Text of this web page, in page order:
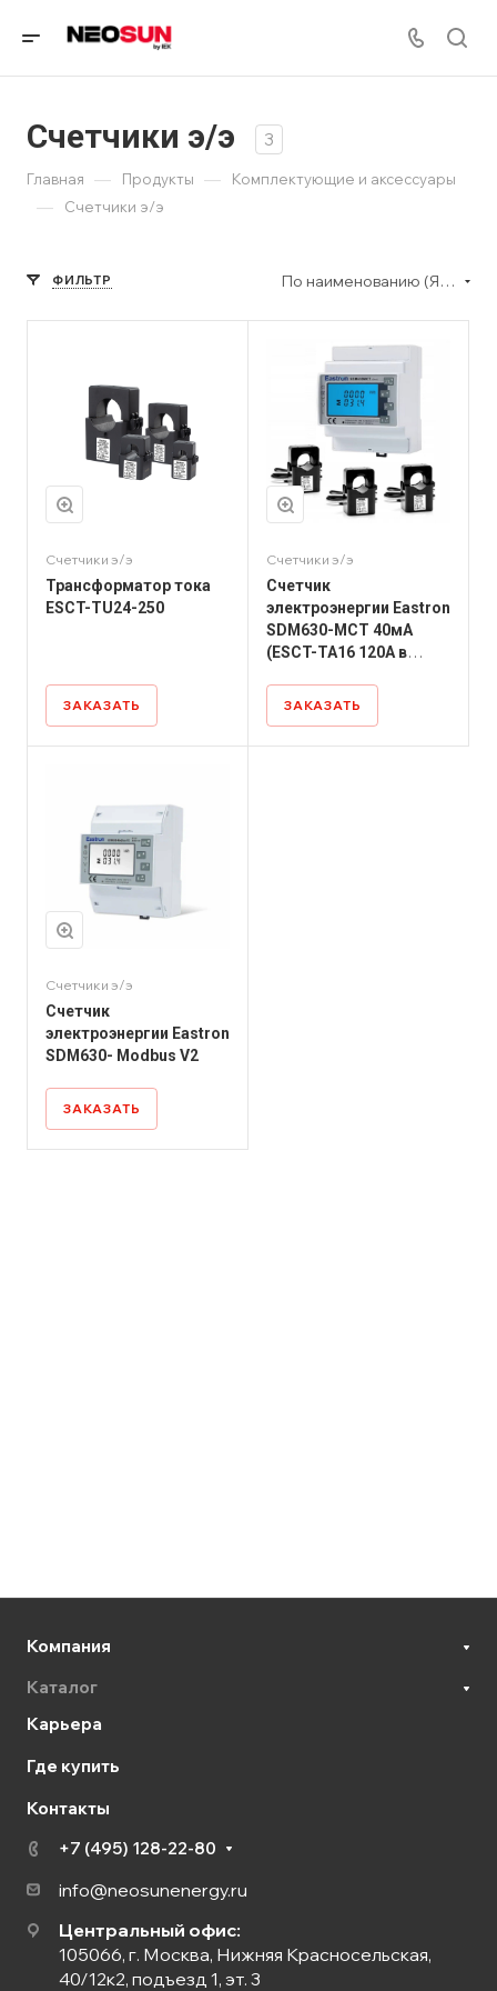
Счетчики э/э 3
Главная — Продукты — Комплектующие и аксессуары
— Счетчики э/э
ФИЛЬТР По наименованию (Я-А)
Счетчики э/э
Трансформатор тока
ESCT-TU24-250
ЗАКАЗАТЬ
Счетчики э/э
Счетчик
электроэнергии Eastron
SDM630-MCT 40мА
(ESCT-TA16 120А в
ЗАКАЗАТЬ
Счетчики э/э
Счетчик
электроэнергии Eastron
SDM630- Modbus V2
ЗАКАЗАТЬ
Компания
Каталог
Карьера
Где купить
Контакты
+7 (495) 128-22-80
info@neosunenergy.ru
Центральный офис:
105066, г. Москва, Нижняя Красносельская,
40/12к2, подъезд 1, эт. 3